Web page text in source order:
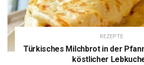
REZEPTE
Türkisches Milchbrot in der
köstlicher